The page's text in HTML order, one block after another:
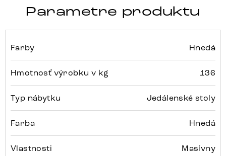
Parametre produktu
Farby Hnedá
Hmotnosť výrobku v kg 136
Typ nábytku Jedálenské stoly
Farba Hnedá
Vlastnosti Masívny